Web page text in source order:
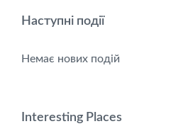
Наступні події
Немає нових подій
Interesting Places